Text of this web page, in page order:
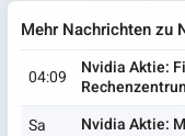
Mehr Nachrichten zu
04:09
Nvidia Aktie:
Sa
Nvidia Aktie: